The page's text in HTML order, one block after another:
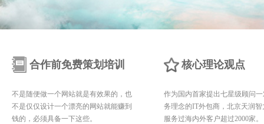
合作前免费策划培训
不是随便做一个网站就是有效果的，也
不是仅仅设计一个漂亮的网站就能赚到
钱的，必须具备一下这些。
核心理论观点
作为国内首家提出七星级顾问
务理念的IT外包商，北京天润智
服务过海内外客户超过2000家。